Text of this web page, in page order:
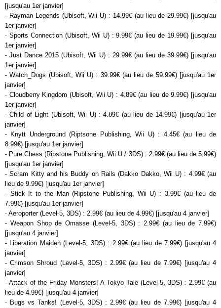
[jusqu'au 1er janvier]
- Rayman Legends (Ubisoft, Wii U) : 14.99€ (au lieu de 29.99€) [jusqu'au
1er janvier]
- Sports Connection (Ubisoft, Wii U) : 9.99€ (au lieu de 19.99€) [jusqu'au
1er janvier]
- Just Dance 2015 (Ubisoft, Wii U) : 29.99€ (au lieu de 39.99€) [jusqu'au
1er janvier]
- Watch_Dogs (Ubisoft, Wii U) : 39.99€ (au lieu de 59.99€) [jusqu'au 1er
janvier]
- Cloudberry Kingdom (Ubisoft, Wii U) : 4.89€ (au lieu de 9.99€) [jusqu'au
1er janvier]
- Child of Light (Ubisoft, Wii U) : 4.89€ (au lieu de 14.99€) [jusqu'au 1er
janvier]
- Knytt Underground (Riptsone Publishing, Wii U) : 4.45€ (au lieu de
8.99€) [jusqu'au 1er janvier]
- Pure Chess (Ripstone Publishing, Wii U / 3DS) : 2.99€ (au lieu de 5.99€)
[jusqu'au 1er janvier]
- Scram Kitty and his Buddy on Rails (Dakko Dakko, Wii U) : 4.99€ (au
lieu de 9.99€) [jusqu'au 1er janvier]
- Stick It to the Man (Ripstone Publishing, Wii U) : 3.99€ (au lieu de
7.99€) [jusqu'au 1er janvier]
- Aeroporter (Level-5, 3DS) : 2.99€ (au lieu de 4.99€) [jusqu'au 4 janvier]
- Weapon Shop de Omasse (Level-5, 3DS) : 2.99€ (au lieu de 7.99€)
[jusqu'au 4 janvier]
- Liberation Maiden (Level-5, 3DS) : 2.99€ (au lieu de 7.99€) [jusqu'au 4
janvier]
- Crimson Shroud (Level-5, 3DS) : 2.99€ (au lieu de 7.99€) [jusqu'au 4
janvier]
- Attack of the Friday Monsters! A Tokyo Tale (Level-5, 3DS) : 2.99€ (au
lieu de 4.99€) [jusqu'au 4 janvier]
- Bugs vs Tanks! (Level-5, 3DS) : 2.99€ (au lieu de 7.99€) [jusqu'au 4